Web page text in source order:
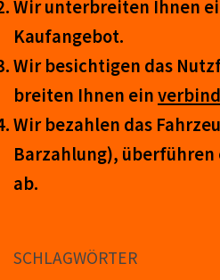
Wir unter­breiten Ihnen
Kauf­an­ge­bot.
Wir be­sicht­igen das
breit­en Ihnen ein
Wir be­zahl­en das
Barzahlung), über­führ­en
ab.
SCHLAGWÖRTER